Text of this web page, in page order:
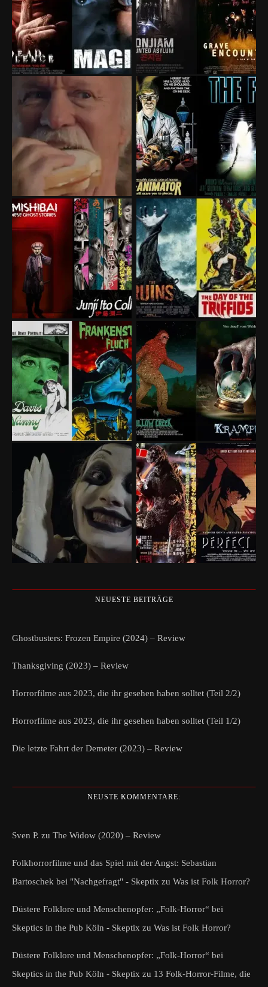
NEUESTE BEITRÄGE
Ghostbusters: Frozen Empire (2024) – Review
Thanksgiving (2023) – Review
Horrorfilme aus 2023, die ihr gesehen haben solltet (Teil 2/2)
Horrorfilme aus 2023, die ihr gesehen haben solltet (Teil 1/2)
Die letzte Fahrt der Demeter (2023) – Review
NEUSTE KOMMENTARE:
Sven P. zu The Widow (2020) – Review
Folkhorrorfilme und das Spiel mit der Angst: Sebastian
Bartoschek bei "Nachgefragt" - Skeptix zu Was ist Folk Horror?
Düstere Folklore und Menschenopfer: „Folk-Horror“ bei
Skeptics in the Pub Köln - Skeptix zu Was ist Folk Horror?
Düstere Folklore und Menschenopfer: „Folk-Horror“ bei
Skeptics in the Pub Köln - Skeptix zu 13 Folk-Horror-Filme, die